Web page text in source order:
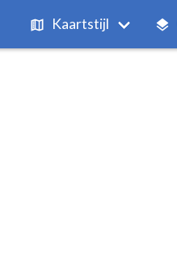
Kaartstijl